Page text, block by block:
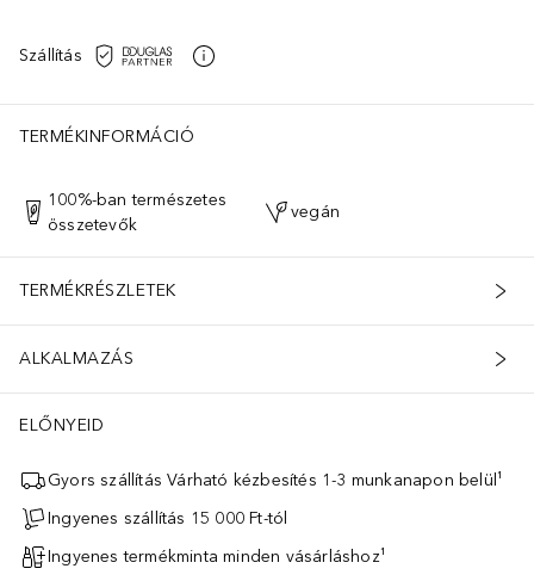
Szállítás
TERMÉKINFORMÁCIÓ
100%-ban természetes
összetevők
vegán
TERMÉKRÉSZLETEK
ALKALMAZÁS
ELŐNYEID
Gyors szállítás Várható kézbesítés 1-3 munkanapon belül¹
Ingyenes szállítás 15 000 Ft-tól
Ingyenes termékminta minden vásárláshoz¹